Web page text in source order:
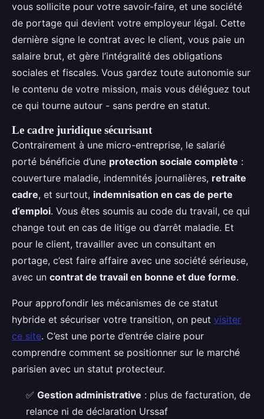
vous sollicite pour votre savoir-faire, et une société
de portage qui devient votre employeur légal. Cette
dernière signe le contrat avec le client, vous paie un
salaire brut, et gère l’intégralité des obligations
sociales et fiscales. Vous gardez toute autonomie sur
le contenu de votre mission, mais vous déléguez tout
ce qui tourne autour - sans perdre en statut.
Le cadre juridique sécurisant
Contrairement à une micro-entreprise, le salarié
porté bénéficie d’une protection sociale complète :
couverture maladie, indemnités journalières, retraite
cadre, et surtout, indemnisation en cas de perte
d’emploi. Vous êtes soumis au code du travail, ce qui
change tout en cas de litige ou d’arrêt maladie. Et
pour le client, travailler avec un consultant en
portage, c’est faire affaire avec une société sérieuse,
avec un contrat de travail en bonne et due forme.
Pour approfondir les mécanismes de ce statut
hybride et sécuriser votre transition, on peut visiter
ce site. C’est une porte d’entrée claire pour
comprendre comment se positionner sur le marché
parisien avec un statut protecteur.
✅ Gestion administrative : plus de facturation, de
relance ni de déclaration Urssaf